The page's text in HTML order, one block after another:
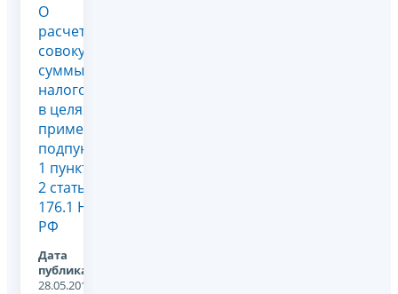
О
расчете
совокупной
суммы
налогов
в целях
применения
подпункта
1 пункта
2 статьи
176.1 НК
РФ
Дата
публикации:
28.05.2012